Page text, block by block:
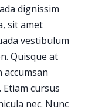
dignissim
sit amet
vestibulum
Quisque at
cursus
nec. Nunc